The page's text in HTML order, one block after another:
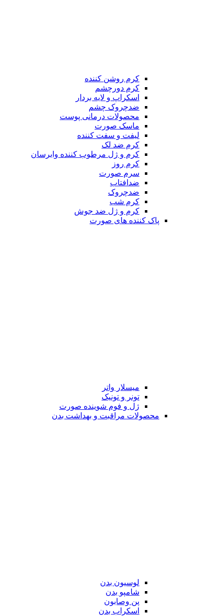
کرم روشن کننده
کرم دورچشم
اسکراپ و لایه بردار
ضدچروک چشم
محصولات درمانی پوست
ماسک صورت
لیفت و سفت کننده
کرم ضد لک
کرم و ژل مرطوب کننده وابرسان
کرم روز
سرم صورت
ضدافتاب
ضدچروک
کرم شب
کرم و ژل ضد جوش
پاک کننده های صورت
میسلار واتر
تونر و تونیک
ژل و فوم شوینده صورت
محصولات مراقبت و بهداشت بدن
لوسیون بدن
شامپو بدن
پن وصابون
اسکراب بدن